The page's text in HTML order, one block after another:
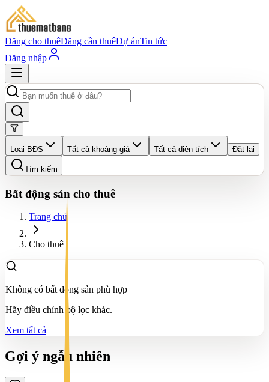
Đăng cho thuêĐăng cần thuêDự ánTin tức
Đăng nhập
Loại BĐS Tất cả khoảng giá Tất cả diện tích Đặt lại
Tìm kiếm
Bất động sản cho thuê
Trang chủ
Cho thuê
Không có bất động sản phù hợp
Hãy điều chỉnh bộ lọc khác.
Xem tất cả
Gợi ý ngẫu nhiên